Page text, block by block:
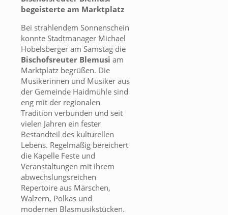
begeisterte am Marktplatz
Bei strahlendem Sonnenschein
konnte Stadtmanager Michael
Hobelsberger am Samstag die
Bischofsreuter Blemusi am
Marktplatz begrüßen. Die
Musikerinnen und Musiker aus
der Gemeinde Haidmühle sind
eng mit der regionalen
Tradition verbunden und seit
vielen Jahren ein fester
Bestandteil des kulturellen
Lebens. Regelmäßig bereichert
die Kapelle Feste und
Veranstaltungen mit ihrem
abwechslungsreichen
Repertoire aus Märschen,
Walzern, Polkas und
modernen Blasmusikstücken.